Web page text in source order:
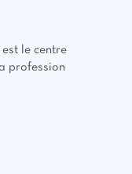
est le centre
profession